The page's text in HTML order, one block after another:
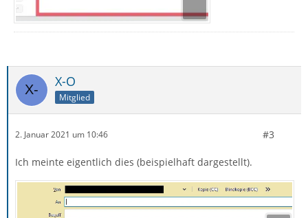
X-O
Mitglied
2. Januar 2021 um 10:46 #3
Ich meinte eigentlich dies (beispielhaft dargestellt).